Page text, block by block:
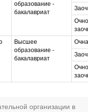
образование -
бакалавриат
Высшее
образование -
бакалавриат
организации в